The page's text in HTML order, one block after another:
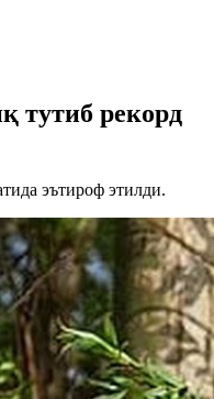
тутиб рекорд
эътироф этилди.